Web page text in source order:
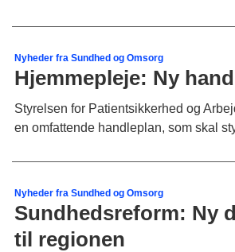
Nyheder fra Sundhed og Omsorg
Hjemmepleje: Ny
Styrelsen for Patientsikkerhed og
en omfattende handleplan, som skal
Nyheder fra Sundhed og Omsorg
Sundhedsreform: Ny
til regionen